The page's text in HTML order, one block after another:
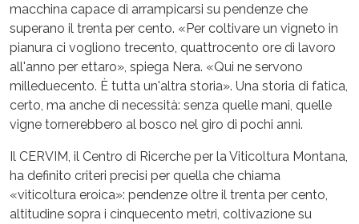
macchina capace di arrampicarsi su pendenze che
superano il trenta per cento. «Per coltivare un vigneto in
pianura ci vogliono trecento, quattrocento ore di lavoro
all'anno per ettaro», spiega Nera. «Qui ne servono
milleduecento. È tutta un'altra storia». Una storia di fatica,
certo, ma anche di necessità: senza quelle mani, quelle
vigne tornerebbero al bosco nel giro di pochi anni.
Il CERVIM, il Centro di Ricerche per la Viticoltura Montana,
ha definito criteri precisi per quella che chiama
«viticoltura eroica»: pendenze oltre il trenta per cento,
altitudine sopra i cinquecento metri, coltivazione su